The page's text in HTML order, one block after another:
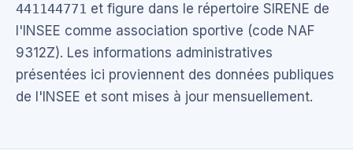
441144771 et figure dans le répertoire SIRENE de
l'INSEE comme association sportive (code NAF
9312Z). Les informations administratives
présentées ici proviennent des données publiques
de l'INSEE et sont mises à jour mensuellement.